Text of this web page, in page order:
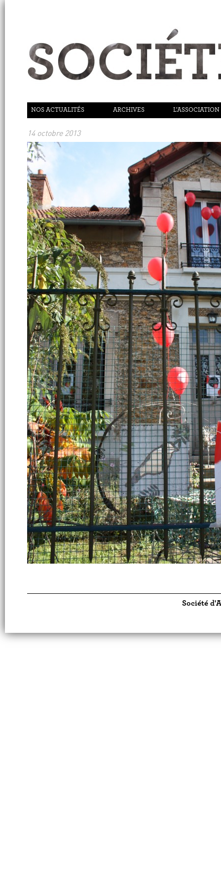
NOS ACTUALITÉS ARCHIVES L’ASSOCIATION
14 octobre 2013
Société